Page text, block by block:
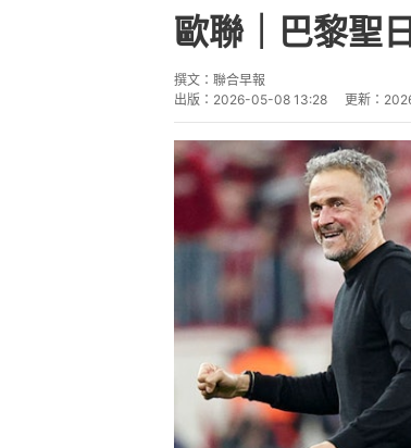
歐聯｜巴黎聖
撰文： 聯合早報
出版： 2026-05-08 13:28 更新：